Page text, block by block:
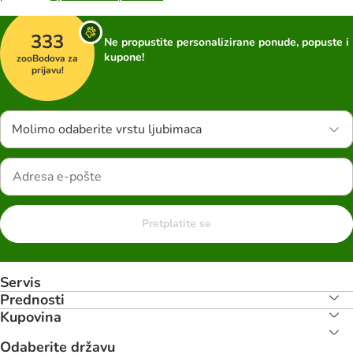
333
zooBodova za
prijavu!
Ne propustite personalizirane ponude, popuste i
kupone!
Molimo odaberite vrstu ljubimaca
Pretplatite se
Servis
Prednosti
Kupovina
Odaberite državu